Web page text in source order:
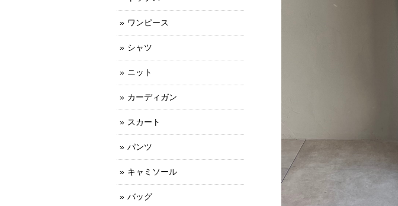
ワンピース
シャツ
ニット
カーディガン
スカート
パンツ
キャミソール
バッグ